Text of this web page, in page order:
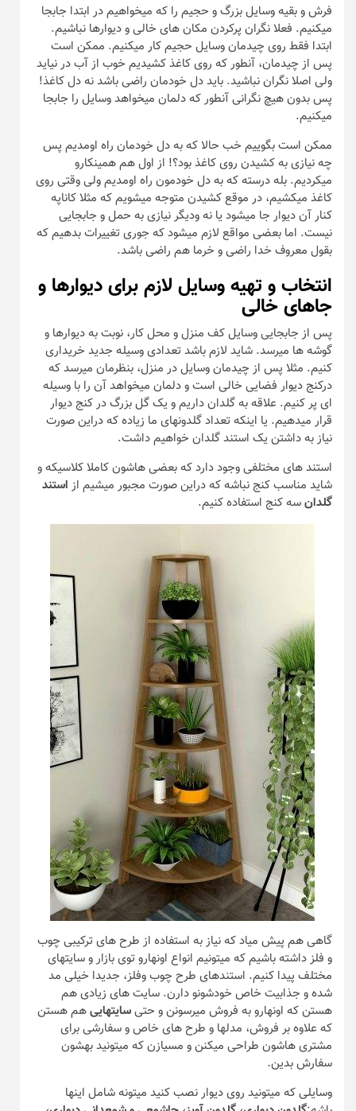
فرش و بقیه وسایل بزرگ و حجیم را که میخواهیم در ابتدا جابجا
میکنیم. فعلا نگران پرکردن مکان های خالی و دیوارها نباشیم.
ابتدا فقط روی چیدمان وسایل حجیم کار میکنیم. ممکن است
پس از چیدمان، آنطور که روی کاغذ کشیدیم خوب از آب در نیاید
ولی اصلا نگران نباشید. باید دل خودمان راضی باشد نه دل کاغذ!
پس بدون هیچ نگرانی آنطور که دلمان میخواهد وسایل را جابجا
میکنیم.
ممکن است بگوییم خب حالا که به دل خودمان راه اومدیم پس
چه نیازی به کشیدن روی کاغذ بود؟! از اول هم همینکارو
میکردیم. بله درسته که به دل خودمون راه اومدیم ولی وقتی روی
کاغذ میکشیم، در موقع کشیدن متوجه میشویم که مثلا کاناپه
کنار آن دیوار جا میشود یا نه ودیگر نیازی به حمل و جابجایی
نیست. اما بعضی مواقع لازم میشود که جوری تغییرات بدهیم که
بقول معروف خدا راضی و خرما هم راضی باشد.
انتخاب و تهیه وسایل لازم برای دیوارها و
جاهای خالی
پس از جابجایی وسایل کف منزل و محل کار، نوبت به دیوارها و
گوشه ها میرسد. شاید لازم باشد تعدادی وسیله جدید خریداری
کنیم. مثلا پس از چیدمان وسایل در منزل، بنظرمان میرسد که
درکنج دیوار فضایی خالی است و دلمان میخواهد آن را با وسیله
ای پر کنیم. علاقه به گلدان داریم و یک گل بزرگ در کنج دیوار
قرار میدهیم. یا اینکه تعداد گلدونهای ما زیاده که دراین صورت
نیاز به داشتن یک استند گلدان خواهیم داشت.
استند های مختلفی وجود دارد که بعضی هاشون کاملا کلاسیکه و
شاید مناسب کنج نباشه که دراین صورت مجبور میشیم از استند
گلدانسه کنج استفاده کنیم.
گاهی هم پیش میاد که نیاز به استفاده از طرح های ترکیبی چوب
و فلز داشته باشیم که میتونیم انواع اونهارو توی بازار و سایتهای
مختلف پیدا کنیم. استندهای طرح چوب وفلز، جدیدا خیلی مد
شده و جذابیت خاص خودشونو دارن. سایت های زیادی هم
هستن که اونهارو به فروش میرسونن و حتیسایتهاییهم هستن
که علاوه بر فروش، مدلها و طرح های خاص و سفارشی برای
مشتری هاشون طراحی میکنن و مسیازن که میتونید بهشون
سفارش بدین.
وسایلی که میتونید روی دیوار نصب کنید میتونه شامل اینها